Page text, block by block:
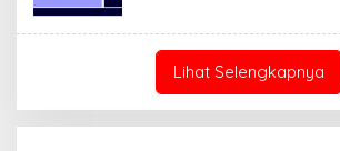
Lihat Selengkapnya